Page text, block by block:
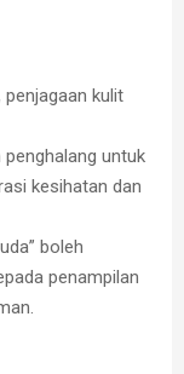
kulit
untuk
kesihatan dan
boleh
penampilan